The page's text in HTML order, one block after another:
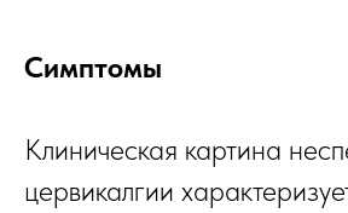
Симптомы
Клиническая картина
цервикалгии